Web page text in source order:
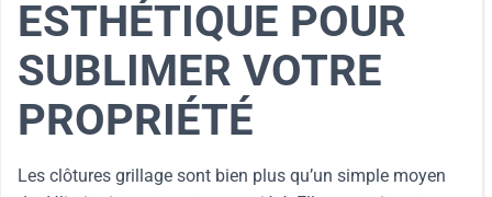
ESTHÉTIQUE POUR
SUBLIMER VOTRE
PROPRIÉTÉ
Les clôtures grillage sont bien plus qu’un simple moyen